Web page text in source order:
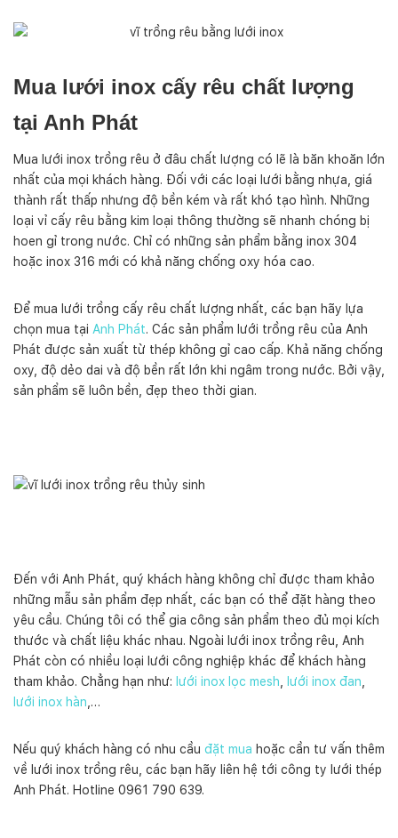
Mua lưới inox cấy rêu chất lượng
tại Anh Phát
Mua lưới inox trồng rêu ở đâu chất lượng có lẽ là băn khoăn lớn
nhất của mọi khách hàng. Đối với các loại lưới bằng nhựa, giá
thành rất thấp nhưng độ bền kém và rất khó tạo hình. Những
loại vỉ cấy rêu bằng kim loại thông thường sẽ nhanh chóng bị
hoen gỉ trong nước. Chỉ có những sản phẩm bằng inox 304
hoặc inox 316 mới có khả năng chống oxy hóa cao.
Để mua lưới trồng cấy rêu chất lượng nhất, các bạn hãy lựa
chọn mua tại Anh Phát. Các sản phẩm lưới trồng rêu của Anh
Phát được sản xuất từ thép không gỉ cao cấp. Khả năng chống
oxy, độ dẻo dai và độ bền rất lớn khi ngâm trong nước. Bởi vậy,
sản phẩm sẽ luôn bền, đẹp theo thời gian.
Đến với Anh Phát, quý khách hàng không chỉ được tham khảo
những mẫu sản phẩm đẹp nhất, các bạn có thể đặt hàng theo
yêu cầu. Chúng tôi có thể gia công sản phẩm theo đủ mọi kích
thước và chất liệu khác nhau. Ngoài lưới inox trồng rêu, Anh
Phát còn có nhiều loại lưới công nghiệp khác để khách hàng
tham khảo. Chẳng hạn như: lưới inox lọc mesh lưới inox đan
lưới inox hàn ,…
Nếu quý khách hàng có nhu cầu đặt mua hoặc cần tư vấn thêm
về lưới inox trồng rêu, các bạn hãy liên hệ tới công ty lưới thép
Anh Phát. Hotline 0961 790 639.